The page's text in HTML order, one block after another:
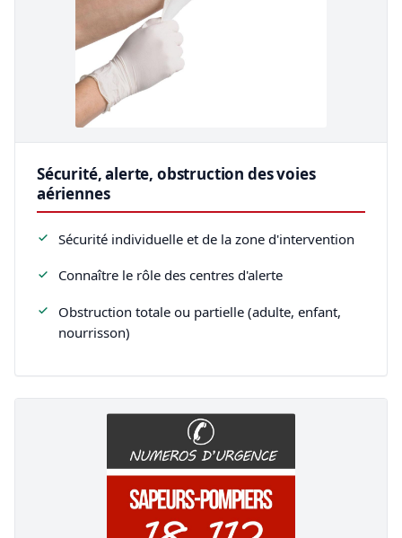
Sécurité, alerte, obstruction des voies
aériennes
Sécurité individuelle et de la zone d'intervention
Connaître le rôle des centres d'alerte
Obstruction totale ou partielle (adulte, enfant,
nourrisson)